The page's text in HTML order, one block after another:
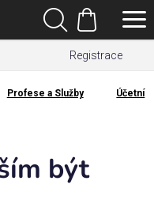
Registrace
Hledat
Nákupní
košík
Profese a Služby Účetní
být